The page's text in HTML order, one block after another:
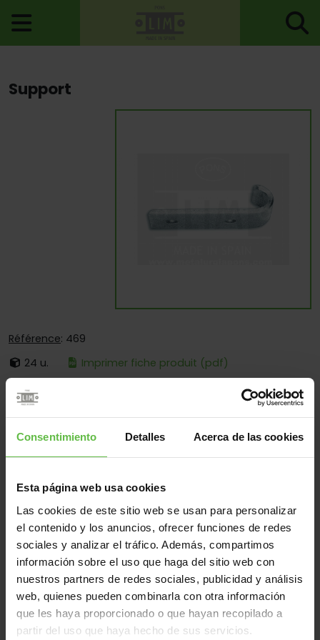
Consentimiento Detalles Acerca de las cookies
Esta página web usa cookies
Las cookies de este sitio web se usan para personalizar
el contenido y los anuncios, ofrecer funciones de redes
sociales y analizar el tráfico. Además, compartimos
información sobre el uso que haga del sitio web con
nuestros partners de redes sociales, publicidad y análisis
web, quienes pueden combinarla con otra información
que les haya proporcionado o que hayan recopilado a
partir del uso que haya hecho de sus servicios.
Support
Référence: 469
24 u.
Imprimer fiche produit (pdf)
C'est:
Bouts:Bouts Ronds Et Carrés
Fixation:À Visser Seulement
Matériel
Acier
(1 éléments)
Code Référence
Des
mesures
Variantes